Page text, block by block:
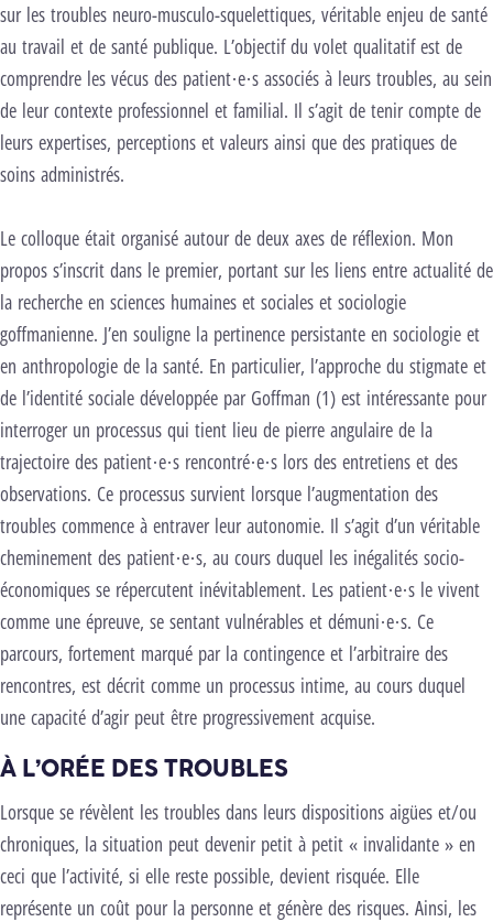
sur les troubles neuro-musculo-squelettiques, véritable enjeu de santé
au travail et de santé publique. L’objectif du volet qualitatif est de
comprendre les vécus des patient·e·s associés à leurs troubles, au sein
de leur contexte professionnel et familial. Il s’agit de tenir compte de
leurs expertises, perceptions et valeurs ainsi que des pratiques de
soins administrés.
Le colloque était organisé autour de deux axes de réflexion. Mon
propos s’inscrit dans le premier, portant sur les liens entre actualité de
la recherche en sciences humaines et sociales et sociologie
goffmanienne. J’en souligne la pertinence persistante en sociologie et
en anthropologie de la santé. En particulier, l’approche du stigmate et
de l’identité sociale développée par Goffman (1) est intéressante pour
interroger un processus qui tient lieu de pierre angulaire de la
trajectoire des patient·e·s rencontré·e·s lors des entretiens et des
observations. Ce processus survient lorsque l’augmentation des
troubles commence à entraver leur autonomie. Il s’agit d’un véritable
cheminement des patient·e·s, au cours duquel les inégalités socio-
économiques se répercutent inévitablement. Les patient·e·s le vivent
comme une épreuve, se sentant vulnérables et démuni·e·s. Ce
parcours, fortement marqué par la contingence et l’arbitraire des
rencontres, est décrit comme un processus intime, au cours duquel
une capacité d’agir peut être progressivement acquise.
À L’ORÉE DES TROUBLES
Lorsque se révèlent les troubles dans leurs dispositions aigües et/ou
chroniques, la situation peut devenir petit à petit « invalidante » en
ceci que l’activité, si elle reste possible, devient risquée. Elle
représente un coût pour la personne et génère des risques. Ainsi, les